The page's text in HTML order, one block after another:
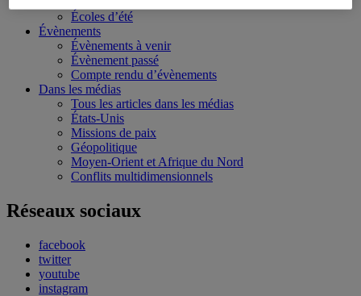
Écoles d’été
Évènements
Évènements à venir
Évènement passé
Compte rendu d’évènements
Dans les médias
Tous les articles dans les médias
États-Unis
Missions de paix
Géopolitique
Moyen-Orient et Afrique du Nord
Conflits multidimensionnels
Réseaux sociaux
facebook
twitter
youtube
instagram